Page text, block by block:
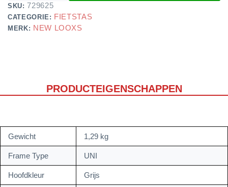
SKU: 729625
CATEGORIE: FIETSTAS
MERK: NEW LOOXS
PRODUCTEIGENSCHAPPEN
Gewicht 1,29 kg
Frame Type UNI
Hoofdkleur Grijs